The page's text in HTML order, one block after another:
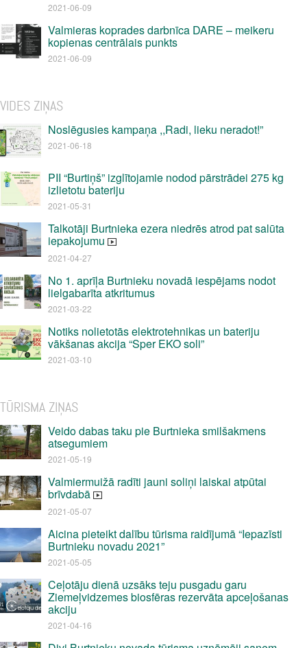
2021-06-09
Valmieras koprades darbnīca DARE – meikeru
kopienas centrālais punkts
2021-06-09
VIDES ZIŅAS
Noslēgusies kampaņa ,,Radi, lieku neradot!”
2021-06-18
PII “Burtiņš” izglītojamie nodod pārstrādei 275 kg
izlietotu bateriju
2021-05-31
Talkotāji Burtnieka ezera niedrēs atrod pat salūta
iepakojumu
2021-04-27
No 1. aprīļa Burtnieku novadā iespējams nodot
lielgabarīta atkritumus
2021-03-22
Notiks nolietotās elektrotehnikas un bateriju
vākšanas akcija “Sper EKO soli”
2021-03-10
TŪRISMA ZIŅAS
Veido dabas taku pie Burtnieka smilšakmens
atsegumiem
2021-05-19
Valmiermuižā radīti jauni soliņi laiskai atpūtai
brīvdabā
2021-05-07
Aicina pieteikt dalību tūrisma raidījumā “Iepazīsti
Burtnieku novadu 2021”
2021-05-05
Ceļotāju dienā uzsāks teju pusgadu garu
Ziemeļvidzemes biosfēras rezervāta apceļošanas
akciju
2021-04-16